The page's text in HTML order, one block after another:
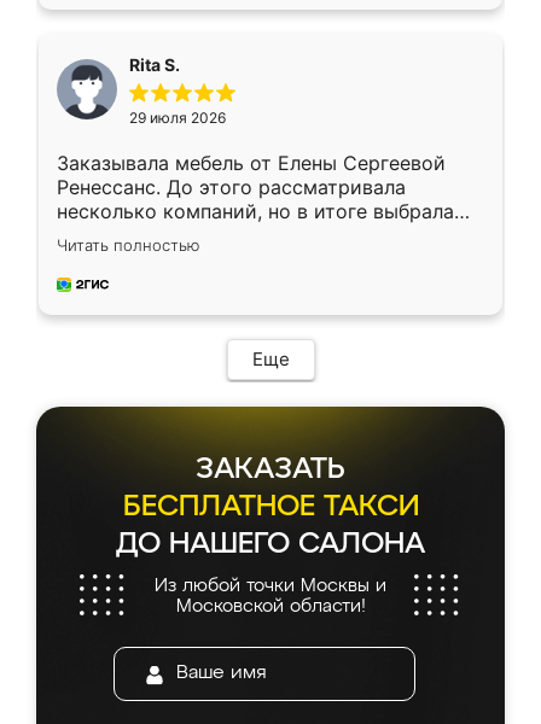
Rita S.
29 июля 2026
Заказывала мебель от Елены Сергеевой
Ренессанс. До этого рассматривала
несколько компаний, но в итоге выбрала
эту. Сначала обговорили условия, потом
приехал замерщик, всё спокойно объяснил
и снял размеры. Изготовили в срок, с
мебель сразу встала на свое место без
каких-либо доработок. Качеством осталась
довольна, все выглядит так, как и ожидала.
Читать полностью
Еще
ЗАКАЗАТЬ
БЕСПЛАТНОЕ ТАКСИ
ДО НАШЕГО САЛОНА
Из любой точки Москвы и
Московской области!